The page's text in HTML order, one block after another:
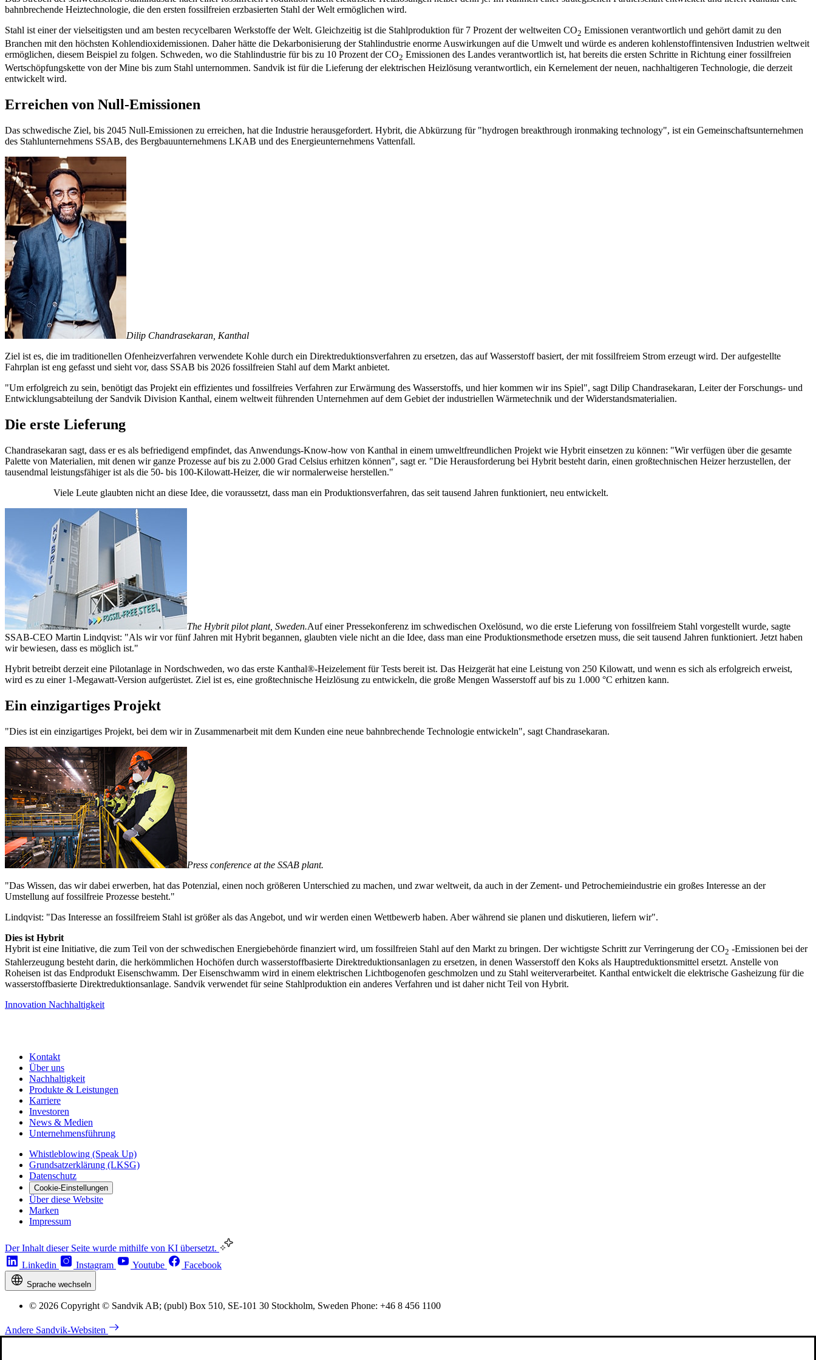
bahnbrechende Heiztechnologie, die den ersten fossilfreien erzbasierten Stahl der Welt ermöglichen wird.
Stahl ist einer der vielseitigsten und am besten recycelbaren Werkstoffe der Welt. Gleichzeitig ist die Stahlproduktion für 7 Prozent der weltweiten CO2 Emissionen verantwortlich und gehört damit zu den
Branchen mit den höchsten Kohlendioxidemissionen. Daher hätte die Dekarbonisierung der Stahlindustrie enorme Auswirkungen auf die Umwelt und würde es anderen kohlenstoffintensiven Industrien weltweit
ermöglichen, diesem Beispiel zu folgen. Schweden, wo die Stahlindustrie für bis zu 10 Prozent der CO2 Emissionen des Landes verantwortlich ist, hat bereits die ersten Schritte in Richtung einer fossilfreien
Wertschöpfungskette von der Mine bis zum Stahl unternommen. Sandvik ist für die Lieferung der elektrischen Heizlösung verantwortlich, ein Kernelement der neuen, nachhaltigeren Technologie, die derzeit
entwickelt wird.
Erreichen von Null-Emissionen
Das schwedische Ziel, bis 2045 Null-Emissionen zu erreichen, hat die Industrie herausgefordert. Hybrit, die Abkürzung für "hydrogen breakthrough ironmaking technology", ist ein Gemeinschaftsunternehmen
des Stahlunternehmens SSAB, des Bergbauunternehmens LKAB und des Energieunternehmens Vattenfall.
Dilip Chandrasekaran, Kanthal
Ziel ist es, die im traditionellen Ofenheizverfahren verwendete Kohle durch ein Direktreduktionsverfahren zu ersetzen, das auf Wasserstoff basiert, der mit fossilfreiem Strom erzeugt wird. Der aufgestellte
Fahrplan ist eng gefasst und sieht vor, dass SSAB bis 2026 fossilfreien Stahl auf dem Markt anbietet.
"Um erfolgreich zu sein, benötigt das Projekt ein effizientes und fossilfreies Verfahren zur Erwärmung des Wasserstoffs, und hier kommen wir ins Spiel", sagt Dilip Chandrasekaran, Leiter der Forschungs- und
Entwicklungsabteilung der Sandvik Division Kanthal, einem weltweit führenden Unternehmen auf dem Gebiet der industriellen Wärmetechnik und der Widerstandsmaterialien.
Die erste Lieferung
Chandrasekaran sagt, dass er es als befriedigend empfindet, das Anwendungs-Know-how von Kanthal in einem umweltfreundlichen Projekt wie Hybrit einsetzen zu können: "Wir verfügen über die gesamte
Palette von Materialien, mit denen wir ganze Prozesse auf bis zu 2.000 Grad Celsius erhitzen können", sagt er. "Die Herausforderung bei Hybrit besteht darin, einen großtechnischen Heizer herzustellen, der
tausendmal leistungsfähiger ist als die 50- bis 100-Kilowatt-Heizer, die wir normalerweise herstellen."
Viele Leute glaubten nicht an diese Idee, die voraussetzt, dass man ein Produktionsverfahren, das seit tausend Jahren funktioniert, neu entwickelt.
The Hybrit pilot plant, Sweden.Auf einer Pressekonferenz im schwedischen Oxelösund, wo die erste Lieferung von fossilfreiem Stahl vorgestellt wurde, sagte
SSAB-CEO Martin Lindqvist: "Als wir vor fünf Jahren mit Hybrit begannen, glaubten viele nicht an die Idee, dass man eine Produktionsmethode ersetzen muss, die seit tausend Jahren funktioniert. Jetzt haben
wir bewiesen, dass es möglich ist."
Hybrit betreibt derzeit eine Pilotanlage in Nordschweden, wo das erste Kanthal®-Heizelement für Tests bereit ist. Das Heizgerät hat eine Leistung von 250 Kilowatt, und wenn es sich als erfolgreich erweist,
wird es zu einer 1-Megawatt-Version aufgerüstet. Ziel ist es, eine großtechnische Heizlösung zu entwickeln, die große Mengen Wasserstoff auf bis zu 1.000 °C erhitzen kann.
Ein einzigartiges Projekt
"Dies ist ein einzigartiges Projekt, bei dem wir in Zusammenarbeit mit dem Kunden eine neue bahnbrechende Technologie entwickeln", sagt Chandrasekaran.
Press conference at the SSAB plant.
"Das Wissen, das wir dabei erwerben, hat das Potenzial, einen noch größeren Unterschied zu machen, und zwar weltweit, da auch in der Zement- und Petrochemieindustrie ein großes Interesse an der
Umstellung auf fossilfreie Prozesse besteht."
Lindqvist: "Das Interesse an fossilfreiem Stahl ist größer als das Angebot, und wir werden einen Wettbewerb haben. Aber während sie planen und diskutieren, liefern wir".
Dies ist Hybrit
Hybrit ist eine Initiative, die zum Teil von der schwedischen Energiebehörde finanziert wird, um fossilfreien Stahl auf den Markt zu bringen. Der wichtigste Schritt zur Verringerung der CO2 -Emissionen bei der
Stahlerzeugung besteht darin, die herkömmlichen Hochöfen durch wasserstoffbasierte Direktreduktionsanlagen zu ersetzen, in denen Wasserstoff den Koks als Hauptreduktionsmittel ersetzt. Anstelle von
Roheisen ist das Endprodukt Eisenschwamm. Der Eisenschwamm wird in einem elektrischen Lichtbogenofen geschmolzen und zu Stahl weiterverarbeitet. Kanthal entwickelt die elektrische Gasheizung für die
wasserstoffbasierte Direktreduktionsanlage. Sandvik verwendet für seine Stahlproduktion ein anderes Verfahren und ist daher nicht Teil von Hybrit.
Innovation Nachhaltigkeit
Kontakt
Über uns
Nachhaltigkeit
Produkte & Leistungen
Karriere
Investoren
News & Medien
Unternehmensführung
Whistleblowing (Speak Up)
Grundsatzerklärung (LKSG)
Datenschutz
Cookie-Einstellungen
Über diese Website
Marken
Impressum
Der Inhalt dieser Seite wurde mithilfe von KI übersetzt.
Linkedin
Instagram Youtube Facebook
Sprache wechseln
© 2026 Copyright © Sandvik AB; (publ) Box 510, SE-101 30 Stockholm, Sweden Phone: +46 8 456 1100
Andere Sandvik-Websiten